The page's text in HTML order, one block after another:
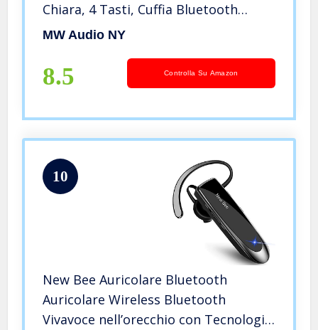
Chiara, 4 Tasti, Cuffia Bluetooth
Senza Fili Regolabile 180°
MW Audio NY
8.5 Controlla Su Amazon
10
New Bee Auricolare Bluetooth
Auricolare Wireless Bluetooth
Vivavoce nell’orecchio con Tecnologia